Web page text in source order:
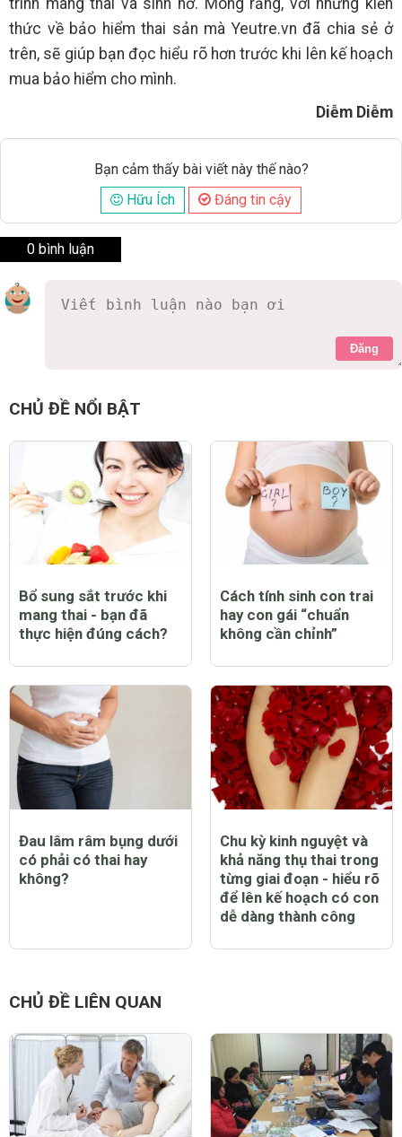
thức về bảo hiểm thai sản mà Yeutre.vn đã chia sẻ ở
trên, sẽ giúp bạn đọc hiểu rõ hơn trước khi lên kế hoạch
mua bảo hiểm cho mình.
Diễm Diễm
Bạn cảm thấy bài viết này thế nào?
Hữu Ích
Đáng tin cậy
0 bình luận
Đăng
CHỦ ĐỀ NỔI BẬT
Bổ sung sắt trước khi
mang thai - bạn đã
thực hiện đúng cách?
Cách tính sinh con trai
hay con gái “chuẩn
không cần chỉnh”
Đau lâm râm bụng dưới
có phải có thai hay
không?
Chu kỳ kinh nguyệt và
khả năng thụ thai trong
từng giai đoạn - hiểu rõ
để lên kế hoạch có con
dễ dàng thành công
CHỦ ĐỀ LIÊN QUAN